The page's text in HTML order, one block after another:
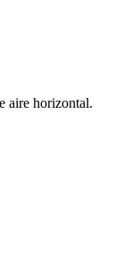
aire horizontal.